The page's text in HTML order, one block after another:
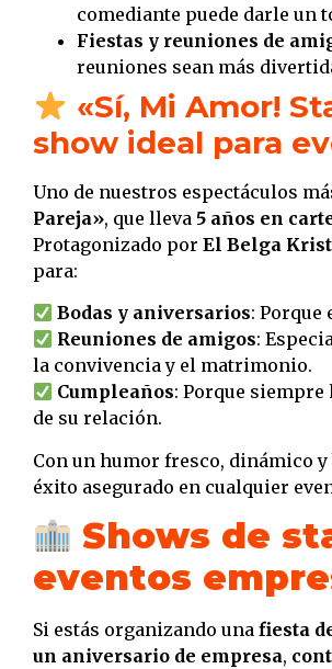
comediante puede darle un
Fiestas y reuniones de
reuniones sean más
«Sí, Mi Amor!
show ideal para
Uno de nuestros espectáculos
Pareja», que lleva 5 años en
Protagonizado por El Belga
para:
Bodas y aniversarios: Porque
Reuniones de amigos:
la convivencia y el matrimonio.
Cumpleaños: Porque
de su relación.
Con un humor fresco, dinámico y
éxito asegurado en cualquier
Shows de
eventos
Si estás organizando una fiesta
un aniversario de empresa,